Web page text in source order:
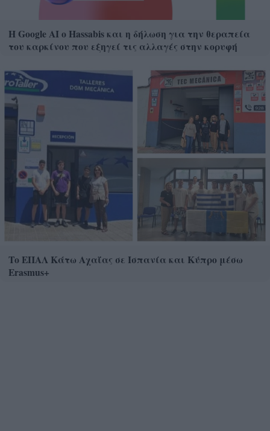
Η Google ΑΙ ο Hassabis και η δήλωση για την θεραπεία
του καρκίνου που εξηγεί τις αλλαγές στην κορυφή
Το ΕΠΑΛ Κάτω Αχαΐας σε Ισπανία και Κύπρο μέσω
Erasmus+